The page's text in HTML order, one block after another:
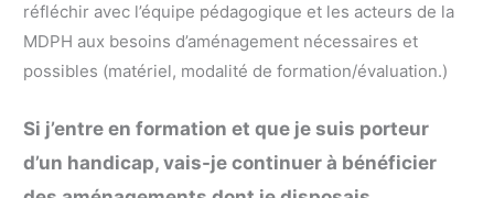
réfléchir avec l’équipe pédagogique et les acteurs de la
MDPH aux besoins d’aménagement nécessaires et
possibles (matériel, modalité de formation/évaluation.)
Si j’entre en formation et que je suis porteur
d’un handicap, vais-je continuer à bénéficier